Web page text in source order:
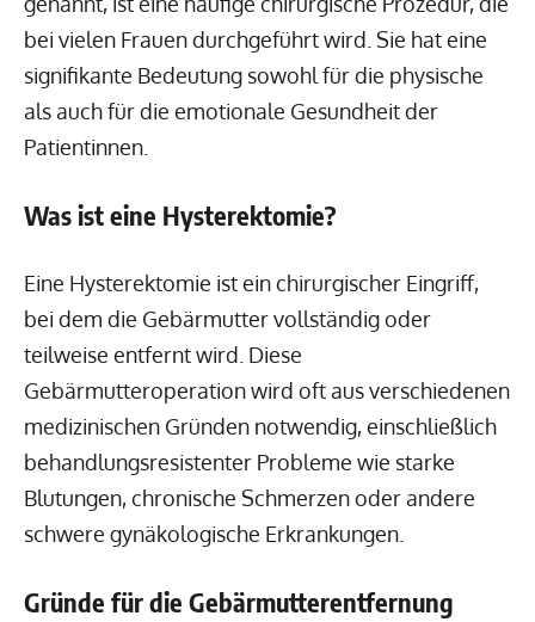
bei vielen Frauen durchgeführt wird. Sie hat eine
signifikante Bedeutung sowohl für die physische
als auch für die emotionale Gesundheit der
Patientinnen.
Was ist eine Hysterektomie?
Eine Hysterektomie ist ein chirurgischer Eingriff,
bei dem die Gebärmutter vollständig oder
teilweise entfernt wird. Diese
Gebärmutteroperation wird oft aus verschiedenen
medizinischen Gründen notwendig, einschließlich
behandlungsresistenter Probleme wie starke
Blutungen, chronische Schmerzen oder andere
schwere gynäkologische Erkrankungen.
Gründe für die Gebärmutterentfernung